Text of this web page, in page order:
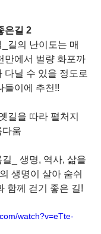
은길 2
길의 난이도는 매
만에서 벌량 화포까
다닐 수 있을 정도로
들이에 추천!!
길을 따라 펼처지
다움
_ 생명, 역사, 삶을
생명이 살아 숨쉬
함께 걷기 좋은 길!
watch?v=eTte-